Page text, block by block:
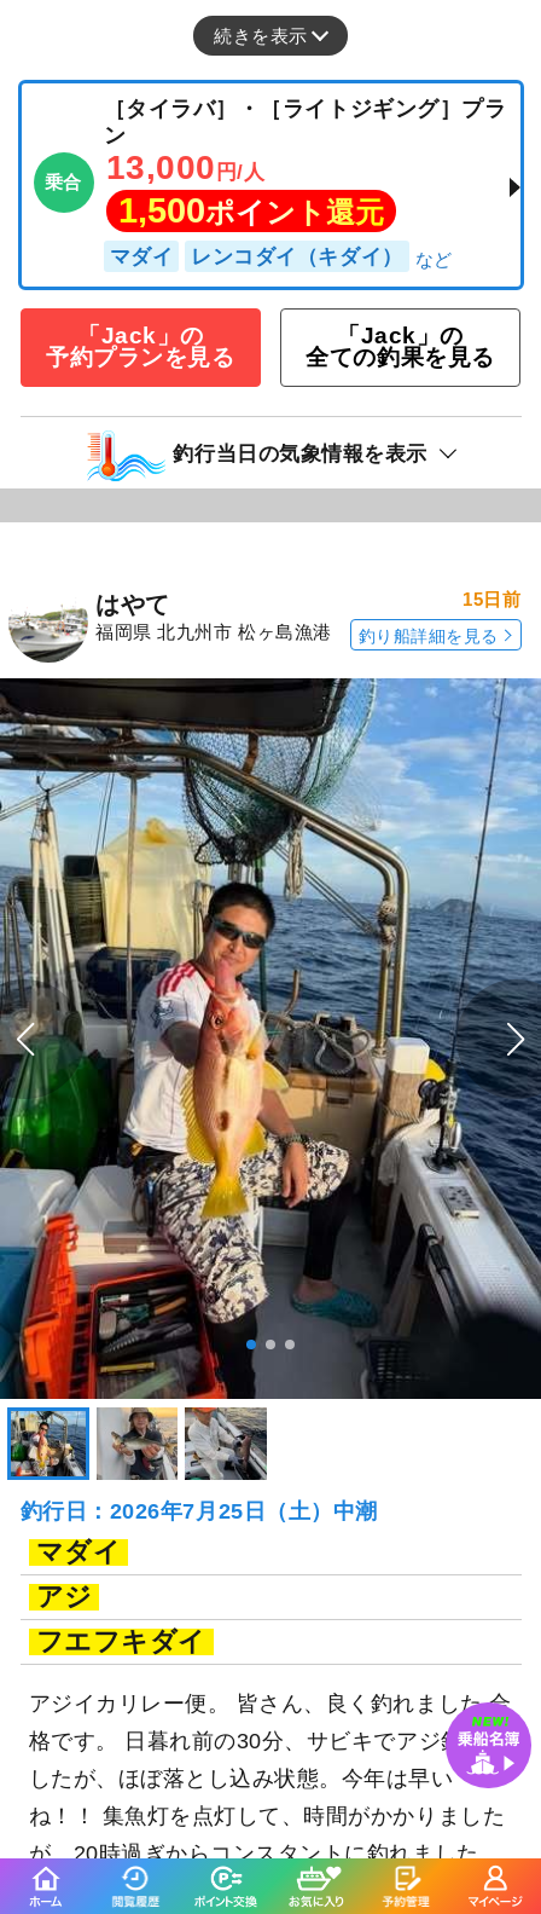
続きを表示
乗合
［タイラバ］・［ライトジギング］プラ
ン
13,000 円/人
1,500ポイント還元
マダイ レンコダイ（キダイ）
「Jack」の
予約プランを見る
「Jack」の
全ての釣果を見る
釣行当日の気象情報を表示
はやて
福岡県 北九州市 松ヶ島漁港
15日前
釣り船詳細を見る
釣行日：2026年7月25日（土）中潮
マダイ
アジ
フエフキダイ
アジイカリレー便。 皆さん、良く釣れました,合
格です。 日暮れ前の30分、サビキでアジ釣りで
したが、ほぼ落とし込み状態。今年は早い
ね！！ 集魚灯を点灯して、時間がかかりました
が、20時過ぎからコンスタントに釣れました。
大分からお越しのH御一行様。ラスト30分で大